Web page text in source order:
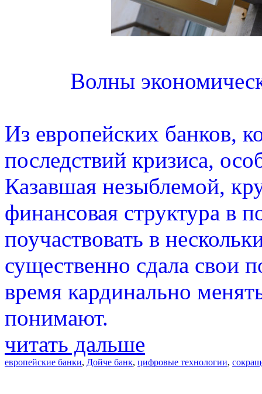
Волны
Из европейских банков,
последствий кризиса,
Казавшая незыблемой,
финансовая структура в
поучаствовать в
существенно сдала свои
время кардинально
понимают.
читать дальше
европейские банки, Дойче банк, цифровые технологии,